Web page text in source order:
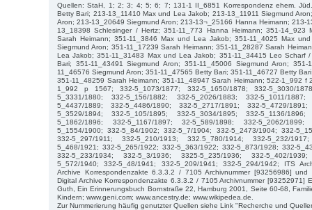
Quellen: StaH, 1; 2; 3; 4; 5; 6; 7; 131-1 II_6851 Korrespondenz ehem.
Betty Bari; 213-13_11410 Max und Lea Jakob; 213-13_11911 Siegmund
Aron; 213-13_20649 Siegmund Aron; 213-13¬_25166 Hanna Heimann; 213-
13_18398 Schlesinger / Hertz; 351-11_773 Hanna Heimann; 351-14_923
Sarah Heimann; 351-11_3846 Max und Lea Jakob; 351-11_4025 Max
Siegmund Aron; 351-11_17239 Sarah Heimann; 351-11_28287 Sarah
Lea Jakob; 351-11_31483 Max und Lea Jakob; 351-11_34415 Leo Scharf
Bari; 351-11_43491 Siegmund Aron; 351-11_45006 Siegmund Aron; 351-
11_46576 Siegmund Aron; 351-11_47565 Betty Bari; 351-11_46727 Betty
351-11_48259 Sarah Heimann; 351-11_48947 Sarah Heimann; 522-1_992 f
1_992 p 1567; 332-5_1073/1877; 332-5_1650/1878; 332-5_3030/
5_3331/1880; 332-5_156/1882; 332-5_2026/1883; 332-5_1011/
5_4437/1889; 332-5_4486/1890; 332-5_2717/1891; 332-5_4729/
5_3529/1894; 332-5_105/1895; 332-5_3034/1895; 332-5_1136/
5_1862/1896; 332-5_1167/1897; 32-5_589/1898; 332-5_2062/
5_1554/1900; 332-5_84/1902; 332-5_7/1904; 332-5_2473/1904; 332-
332-5_297/1911; 332-5_210/1913; 332.5_780/1914; 332-5_232/
5_468/1921; 332-5_265/1922; 332-5_363/1922; 332-5_873/1928; 332-
332-5_233/1934; 332-5_3/1936; 3325-5_235/1936; 332-5_402/
5_572/1940; 332-5_48/1941; 332-5_209/1941; 332-5_294/1942; ITS
Archive Korrespondenzakte 6.3.3.2 / 7105 Archivnummer [93256986] und
Digital Archive Korrespondenzakte 6.3.3.2 / 7105 Archivnummer [93252971]
Guth, Ein Erinnerungsbuch Bornstraße 22, Hamburg 2001, Seite 60-68,
Kindern; www.geni.com; www.ancestry.de; www.wikipedea.de.
Zur Nummerierung häufig genutzter Quellen siehe Link "Recherche und